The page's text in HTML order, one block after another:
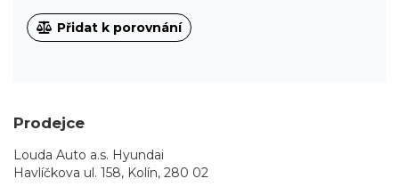
Přidat k porovnání
Prodejce
Louda Auto a.s. Hyundai
Havlíčkova ul. 158, Kolín, 280 02